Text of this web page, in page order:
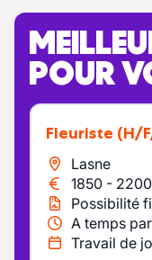
POUR
Fleuriste (H/
Lasne
1850 - 2200
Possibilité
A temps
Travail de